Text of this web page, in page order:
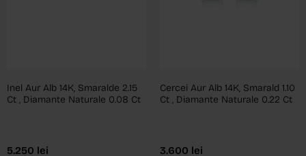
Inel Aur Alb 14K, Smaralde 2.15
Ct , Diamante Naturale 0.08 Ct
5.250 lei
Cercei Aur Alb 14K, Smarald 1.10
Ct , Diamante Naturale 0.22 Ct
3.600 lei